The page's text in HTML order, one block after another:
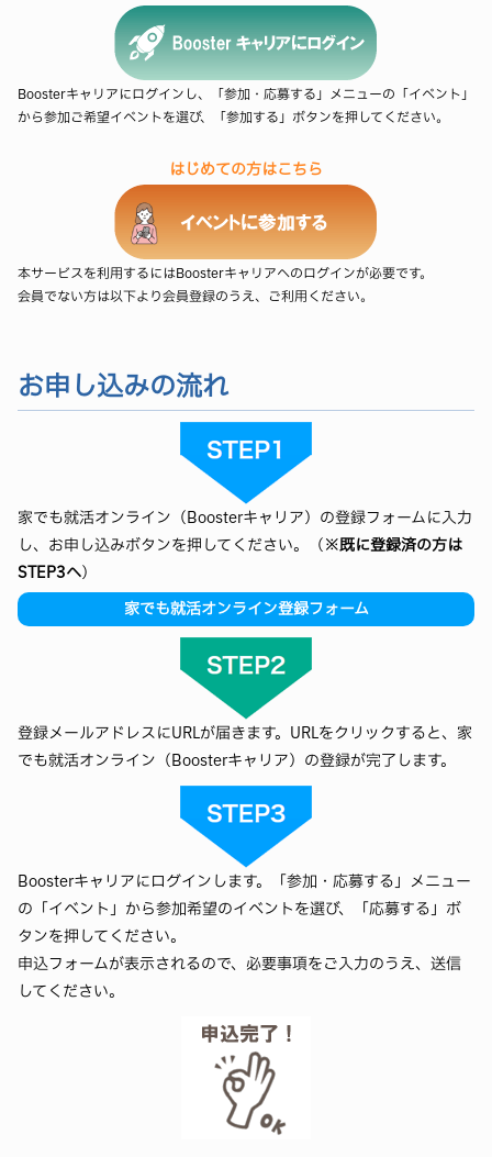
Boosterキャリアにログインし、「参加・応募する」メニューの「イベント」
から参加ご希望イベントを選び、「参加する」ボタンを押してください。
はじめての方はこちら
本サービスを利用するにはBoosterキャリアへのログインが必要です。
会員でない方は以下より会員登録のうえ、ご利用ください。
お申し込みの流れ
家でも就活オンライン（Boosterキャリア）の登録フォームに入力
し、お申し込みボタンを押してください。（ ※既に登録済の方は
STEP3へ）
家でも就活オンライン登録フォーム
登録メールアドレスにURLが届きます。URLをクリックすると、家
でも就活オンライン（Boosterキャリア）の登録が完了します。
Boosterキャリアにログインします。「参加・応募する」メニュー
の「イベント」から参加希望のイベントを選び、「応募する」ボ
タンを押してください。
申込フォームが表示されるので、必要事項をご入力のうえ、送信
してください。